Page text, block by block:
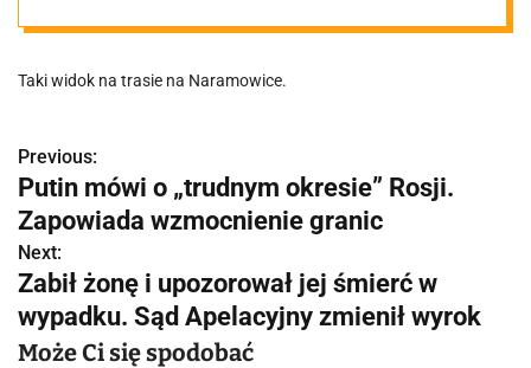
różom i
lawendom jest
chłodniej w
chwastach w te
upały?"
Taki widok na trasie na Naramowice.
N
a
w
i
g
Previous:
Putin mówi o „trudnym okresie” Rosji.
Zapowiada wzmocnienie granic
Next:
Zabił żonę i upozorował jej śmierć w
wypadku. Sąd Apelacyjny zmienił wyrok
Może Ci się spodobać